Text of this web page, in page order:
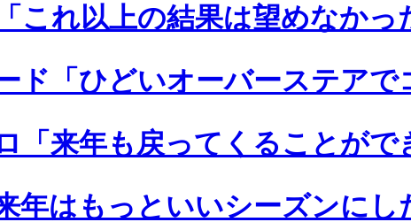
これ以上の結果は望めなかっ
ド「ひどいオーバーステアで
「来年も戻ってくることがで
年はもっといいシーズンにし